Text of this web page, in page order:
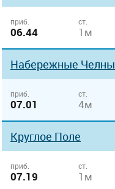
приб.
06.44
ст.
1м
Набережные Челны
приб.
07.01
ст.
4м
Круглое Поле
приб.
07.19
ст.
1м